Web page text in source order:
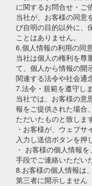
に関するお問合せ・ご
当社が、お客様の同意
び自明の目的以外に、
ことはありません。
6.個人情報の利用の同
当社は個人の権利を尊
て、個人から情報の開
関連する法令や社会通
7.法令・規範を遵守し
当社では、お客様の意
報をご提供された場合
ただいたものと致しま
・お客様が、ウェブ
入力し送信ボタンを押
・ お客様の個人情報
手段でご連絡いただい
8.お客様の個人情報は
第三者に開示しません